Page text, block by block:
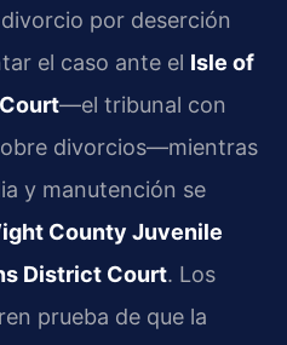
por deserción
el caso ante el Isle of
—el tribunal con
divorcios—mientras
y manutención se
County Juvenile
District Court. Los
prueba de que la